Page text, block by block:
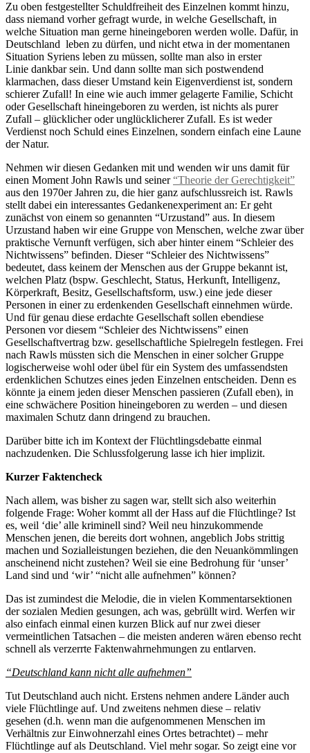
Zu oben festgestellter Schuldfreiheit des Einzelnen kommt hinzu,
dass niemand vorher gefragt wurde, in welche Gesellschaft, in
welche Situation man gerne hineingeboren werden wolle. Dafür, in
Deutschland leben zu dürfen, und nicht etwa in der momentanen
Situation Syriens leben zu müssen, sollte man also in erster
Linie dankbar sein. Und dann sollte man sich postwendend
klarmachen, dass dieser Umstand kein Eigenverdienst ist, sondern
schierer Zufall! In eine wie auch immer gelagerte Familie, Schicht
oder Gesellschaft hineingeboren zu werden, ist nichts als purer
Zufall – glücklicher oder unglücklicherer Zufall. Es ist weder
Verdienst noch Schuld eines Einzelnen, sondern einfach eine Laune
der Natur.
Nehmen wir diesen Gedanken mit und wenden wir uns damit für
einen Moment John Rawls und seiner“Theorie der Gerechtigkeit”
aus den 1970er Jahren zu, die hier ganz aufschlussreich ist. Rawls
stellt dabei ein interessantes Gedankenexperiment an: Er geht
zunächst von einem so genannten “Urzustand” aus. In diesem
Urzustand haben wir eine Gruppe von Menschen, welche zwar über
praktische Vernunft verfügen, sich aber hinter einem “Schleier des
Nichtwissens” befinden. Dieser “Schleier des Nichtwissens”
bedeutet, dass keinem der Menschen aus der Gruppe bekannt ist,
welchen Platz (bspw. Geschlecht, Status, Herkunft, Intelligenz,
Körperkraft, Besitz, Gesellschaftsform, usw.) eine jede dieser
Personen in einer zu erdenkenden Gesellschaft einnehmen würde.
Und für genau diese erdachte Gesellschaft sollen ebendiese
Personen vor diesem “Schleier des Nichtwissens” einen
Gesellschaftvertrag bzw. gesellschaftliche Spielregeln festlegen. Frei
nach Rawls müssten sich die Menschen in einer solcher Gruppe
logischerweise wohl oder übel für ein System des umfassendsten
erdenklichen Schutzes eines jeden Einzelnen entscheiden. Denn es
könnte ja einem jeden dieser Menschen passieren (Zufall eben), in
eine schwächere Position hineingeboren zu werden – und diesen
maximalen Schutz dann dringend zu brauchen.
Darüber bitte ich im Kontext der Flüchtlingsdebatte einmal
nachzudenken. Die Schlussfolgerung lasse ich hier implizit.
Kurzer Faktencheck
Nach allem, was bisher zu sagen war, stellt sich also weiterhin
folgende Frage: Woher kommt all der Hass auf die Flüchtlinge? Ist
es, weil ‘die’ alle kriminell sind? Weil neu hinzukommende
Menschen jenen, die bereits dort wohnen, angeblich Jobs strittig
machen und Sozialleistungen beziehen, die den Neuankömmlingen
anscheinend nicht zustehen? Weil sie eine Bedrohung für ‘unser’
Land sind und ‘wir’ “nicht alle aufnehmen” können?
Das ist zumindest die Melodie, die in vielen Kommentarsektionen
der sozialen Medien gesungen, ach was, gebrüllt wird. Werfen wir
also einfach einmal einen kurzen Blick auf nur zwei dieser
vermeintlichen Tatsachen – die meisten anderen wären ebenso recht
schnell als verzerrte Faktenwahrnehmungen zu entlarven.
“Deutschland kann nicht alle aufnehmen”
Tut Deutschland auch nicht. Erstens nehmen andere Länder auch
viele Flüchtlinge auf. Und zweitens nehmen diese – relativ
gesehen (d.h. wenn man die aufgenommenen Menschen im
Verhältnis zur Einwohnerzahl eines Ortes betrachtet) – mehr
Flüchtlinge auf als Deutschland. Viel mehr sogar. So zeigt eine vor